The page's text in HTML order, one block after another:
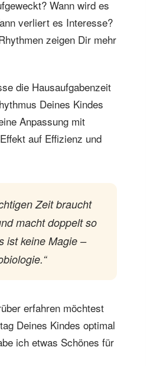
Wann wird es
verliert es Interesse?
zeigen Dir mehr
die Hausaufgabenzeit
Deines Kindes
Anpassung mit
auf Effizienz und
Zeit braucht
macht doppelt so
ist keine Magie –
erfahren möchtest
Deines Kindes optimal
ich etwas Schönes für